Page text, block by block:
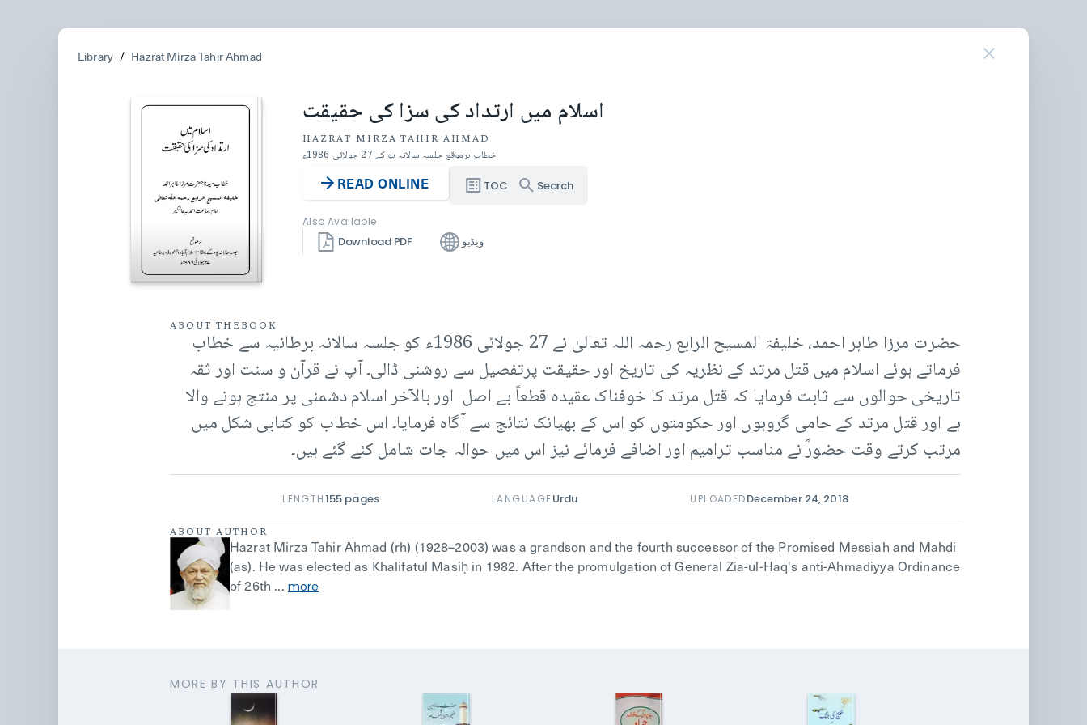
Library / Hazrat Mirza Tahir Ahmad
اسلام میں ارتداد کی سزا کی حقیقت
HAZRAT MIRZA TAHIR AHMAD
خطاب برموقع جلسہ سالانہ یو کے 27 جولائی 1986ء
READ ONLINE TOC Search
Also Available
Download PDF ویڈیو
ABOUT THE BOOK
حضرت مرزا طاہر احمد، خلیفۃ المسیح الرابع رحمہ اللہ تعالیٰ نے 27 جولائی 1986ء کو جلسہ سالانہ برطانیہ سے خطاب
فرماتے ہوئے اسلام میں قتل مرتد کے نظریہ کی تاریخ اور حقیقت پرتفصیل سے روشنی ڈالی۔ آپ نے قرآن و سنت اور ثقہ
تاریخی حوالوں سے ثابت فرمایا کہ قتل مرتد کا خوفناک عقیدہ قطعاً بے اصل اور بالآخر اسلام دشمنی پر منتج ہونے والا
ہے اور قتل مرتد کے حامی گروہوں اور حکومتوں کو اس کے بھیانک نتائج سے آگاہ فرمایا۔ اس خطاب کو کتابی شکل میں
مرتب کرتے وقت حضورؒ نے مناسب ترامیم اور اضافے فرمائے نیز اس میں حوالہ جات شامل کئے گئے ہیں۔
LENGTH155 pages LANGUAGEUrdu UPLOADEDDecember 24, 2018
ABOUT AUTHOR
Hazrat Mirza Tahir Ahmad (rh) (1928–2003) was a grandson and the fourth successor of the Promised Messiah and Mahdi
(as). He was elected as Khalifatul Masiḥ in 1982. After the promulgation of General Zia-ul-Haq's anti-Ahmadiyya Ordinance
of 26th ... more
MORE BY THIS AUTHOR